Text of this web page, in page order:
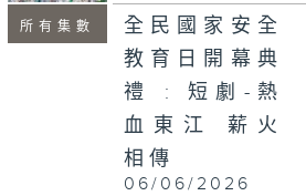
所有集數
全民國家安全
教育日開幕典
禮 : 短劇-熱
血東江 薪火
相傳
06/06/2026